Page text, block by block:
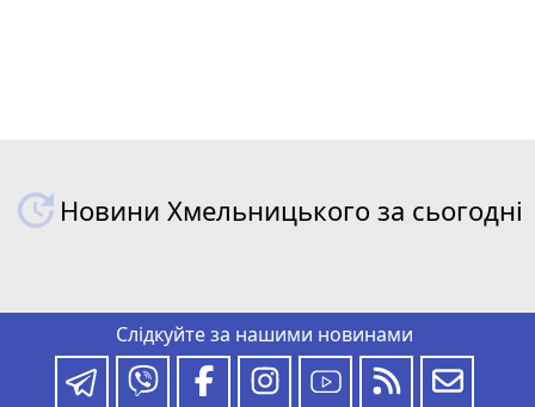
Новини Хмельницького за сьогодні
Слідкуйте за нашими новинами